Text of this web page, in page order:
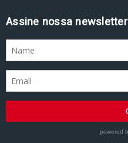
Assine nossa newsletter